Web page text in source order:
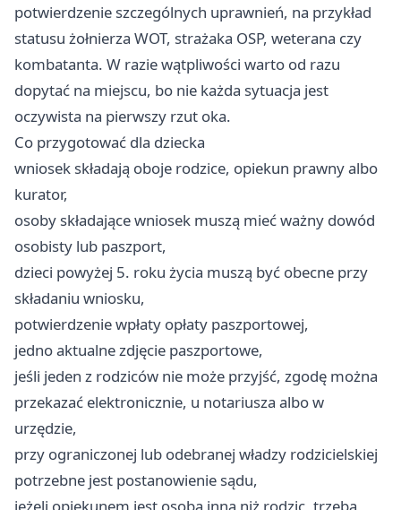
potwierdzenie szczególnych uprawnień, na przykład
statusu żołnierza WOT, strażaka OSP, weterana czy
kombatanta. W razie wątpliwości warto od razu
dopytać na miejscu, bo nie każda sytuacja jest
oczywista na pierwszy rzut oka.
Co przygotować dla dziecka
wniosek składają oboje rodzice, opiekun prawny albo
kurator,
osoby składające wniosek muszą mieć ważny dowód
osobisty lub paszport,
dzieci powyżej 5. roku życia muszą być obecne przy
składaniu wniosku,
potwierdzenie wpłaty opłaty paszportowej,
jedno aktualne zdjęcie paszportowe,
jeśli jeden z rodziców nie może przyjść, zgodę można
przekazać elektronicznie, u notariusza albo w
urzędzie,
przy ograniczonej lub odebranej władzy rodzicielskiej
potrzebne jest postanowienie sądu,